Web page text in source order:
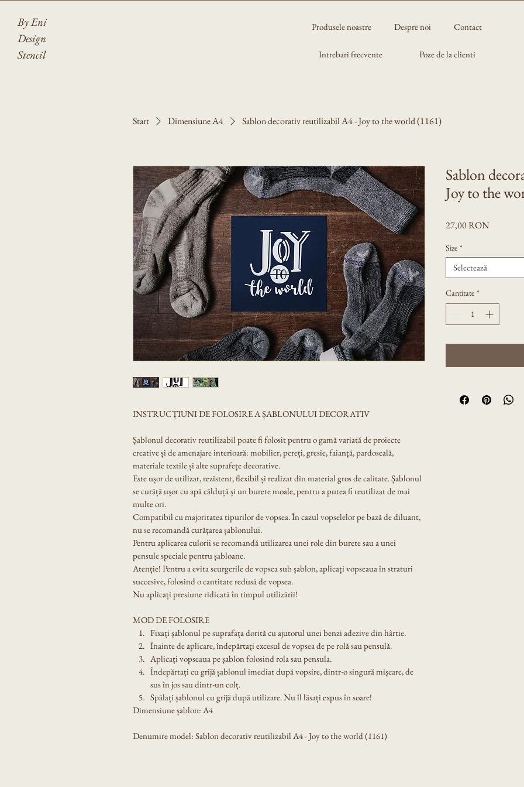
By Eni
Design
Stencil
Produsele noastre Despre noi Contact
Intrebari frecvente Poze de la clienti
Start Dimensiune A4 Sablon decorativ reutilizabil A4 - Joy to the world (1161)
INSTRUCȚIUNI DE FOLOSIRE A ȘABLONULUI DECORATIV
Șablonul decorativ reutilizabil poate fi folosit pentru o gamă variată de proiecte
creative și de amenajare interioară: mobilier, pereți, gresie, faianță, pardoseală,
materiale textile și alte suprafețe decorative.
Este ușor de utilizat, rezistent, flexibil și realizat din material gros de calitate. Șablonul
se curăță ușor cu apă călduță și un burete moale, pentru a putea fi reutilizat de mai
multe ori.
Compatibil cu majoritatea tipurilor de vopsea. În cazul vopselelor pe bază de diluant,
nu se recomandă curățarea șablonului.
Pentru aplicarea culorii se recomandă utilizarea unei role din burete sau a unei
pensule speciale pentru șabloane.
Atenție! Pentru a evita scurgerile de vopsea sub șablon, aplicați vopseaua în straturi
succesive, folosind o cantitate redusă de vopsea.
Nu aplicați presiune ridicată în timpul utilizării!
MOD DE FOLOSIRE
Fixați șablonul pe suprafața dorită cu ajutorul unei benzi adezive din hârtie.
Înainte de aplicare, îndepărtați excesul de vopsea de pe rolă sau pensulă.
Aplicați vopseaua pe șablon folosind rola sau pensula.
Îndepărtați cu grijă șablonul imediat după vopsire, dintr-o singură mișcare, de
sus în jos sau dintr-un colț.
Spălați șablonul cu grijă după utilizare. Nu îl lăsați expus în soare!
Dimensiune șablon: A4
Denumire model: Sablon decorativ reutilizabil A4 - Joy to the world (1161)
Sablon
Joy to the
27,00 RONPreț
Size *
Selectează
Cantitate *